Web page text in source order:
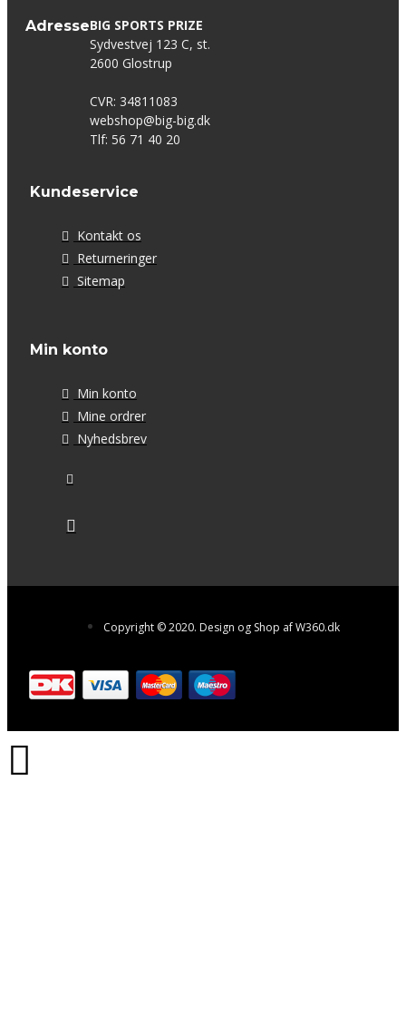
AdresseBIG SPORTS PRIZE
Sydvestvej 123 C, st.
2600 Glostrup
CVR: 34811083
webshop@big-big.dk
Tlf: 56 71 40 20
Kundeservice
Kontakt os
Returneringer
Sitemap
Min konto
Min konto
Mine ordrer
Nyhedsbrev
Copyright © 2020. Design og Shop af W360.dk